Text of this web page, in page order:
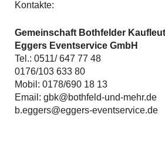
Kontakte:
Gemeinschaft Bothfelder
Eggers Eventservice GmbH
Tel.: 0511/ 647 77
0176/103 633 80
Mobil: 0178/690 18 13
Email: gbk@bothfeld-und-
b.eggers@eggers-eventservice.de